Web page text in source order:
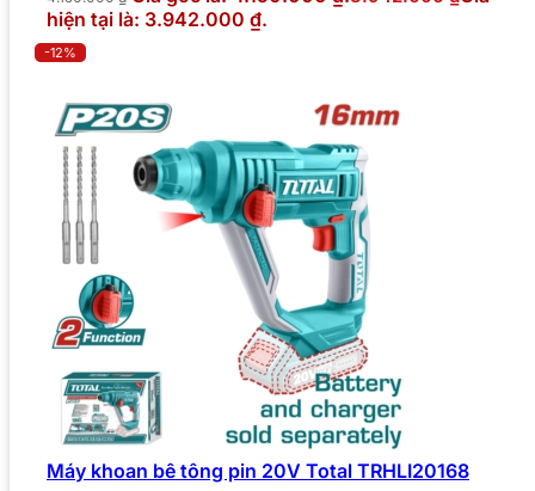
hiện tại là: 3.942.000 ₫.
-12%
Máy khoan bê tông pin 20V Total TRHLI20168